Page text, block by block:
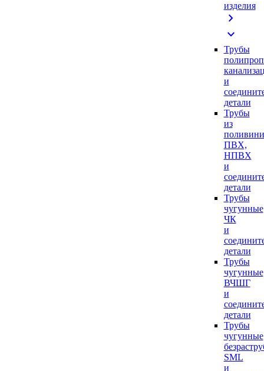
изделия
chevron_right
expand_more
Трубы
и
детали
Трубы
из
ПВХ,
НПВХ
и
детали
Трубы
чугунные
ЧК
и
детали
Трубы
чугунные
ВЧШГ
и
детали
Трубы
чугунные
SML
и